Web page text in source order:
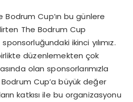
Cup’ın bu günlere
The Bodrum Cup
ikinci yılımız.
düzenlemekten çok
olan sponsorlarımızla
Cup’a büyük değer
katkısı ile bu organizasyonu